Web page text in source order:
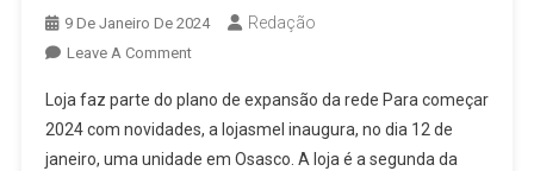
9 De Janeiro De 2024 Redação
Leave A CommentOn
Inaugura
Segunda
Unidade
Loja faz parte do plano de expansão da rede Para começar
2024 com novidades, a lojasmel inaugura, no dia 12 de
janeiro, uma unidade em Osasco. A loja é a segunda da